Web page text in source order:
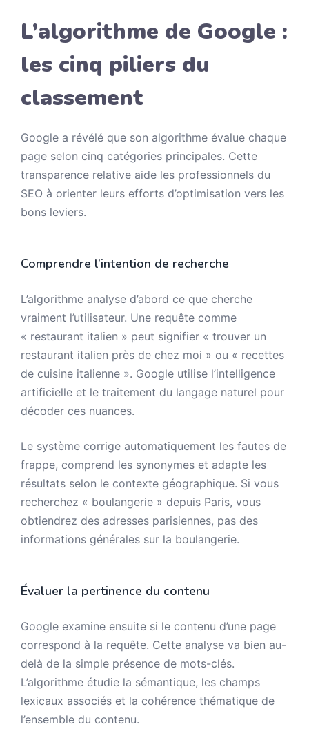
L’algorithme de Google :
les cinq piliers du
classement
Google a révélé que son algorithme évalue chaque
page selon cinq catégories principales. Cette
transparence relative aide les professionnels du
SEO à orienter leurs efforts d’optimisation vers les
bons leviers.
Comprendre l’intention de recherche
L’algorithme analyse d’abord ce que cherche
vraiment l’utilisateur. Une requête comme
« restaurant italien » peut signifier « trouver un
restaurant italien près de chez moi » ou « recettes
de cuisine italienne ». Google utilise l’intelligence
artificielle et le traitement du langage naturel pour
décoder ces nuances.
Le système corrige automatiquement les fautes de
frappe, comprend les synonymes et adapte les
résultats selon le contexte géographique. Si vous
recherchez « boulangerie » depuis Paris, vous
obtiendrez des adresses parisiennes, pas des
informations générales sur la boulangerie.
Évaluer la pertinence du contenu
Google examine ensuite si le contenu d’une page
correspond à la requête. Cette analyse va bien au-
delà de la simple présence de mots-clés.
L’algorithme étudie la sémantique, les champs
lexicaux associés et la cohérence thématique de
l’ensemble du contenu.